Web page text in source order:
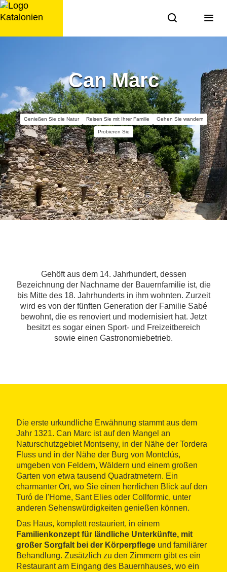
Zum
Inhalt
Can Marc
Genießen Sie die Natur Reisen Sie mit Ihrer Familie Gehen Sie wandern
Probieren Sie
Gehöft aus dem 14. Jahrhundert, dessen
Bezeichnung der Nachname der Bauernfamilie ist, die
bis Mitte des 18. Jahrhunderts in ihm wohnten. Zurzeit
wird es von der fünften Generation der Familie Sabé
bewohnt, die es renoviert und modernisiert hat. Jetzt
besitzt es sogar einen Sport- und Freizeitbereich
sowie einen Gastronomiebetrieb.
Die erste urkundliche Erwähnung stammt aus dem
Jahr 1321. Can Marc ist auf den Mangel an
Naturschutzgebiet Montseny, in der Nähe der Tordera
Fluss und in der Nähe der Burg von Montclús,
umgeben von Feldern, Wäldern und einem großen
Garten von etwa tausend Quadratmetern. Ein
charmanter Ort, wo Sie einen herrlichen Blick auf den
Turó de l'Home, Sant Elies oder Collformic, unter
anderen Sehenswürdigkeiten genießen können.
Das Haus, komplett restauriert, in einem
Familienkonzept für ländliche Unterkünfte, mit
großer Sorgfalt bei der Körperpflege und familiärer
Behandlung. Zusätzlich zu den Zimmern gibt es ein
Restaurant am Eingang des Bauernhauses, wo ein